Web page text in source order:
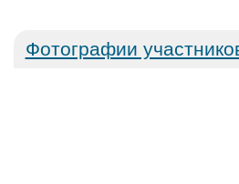
Фотографии